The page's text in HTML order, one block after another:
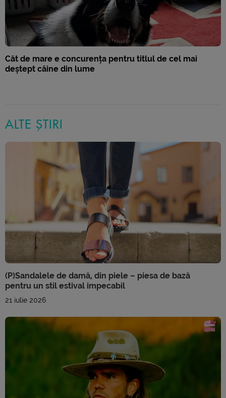
Cât de mare e concurența pentru titlul de cel mai
deștept câine din lume
ALTE ȘTIRI
(P)Sandalele de damă, din piele – piesa de bază
pentru un stil estival impecabil
21 iulie 2026